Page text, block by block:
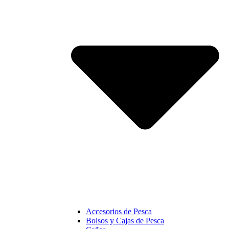
Accesorios de Pesca
Bolsos y Cajas de Pesca